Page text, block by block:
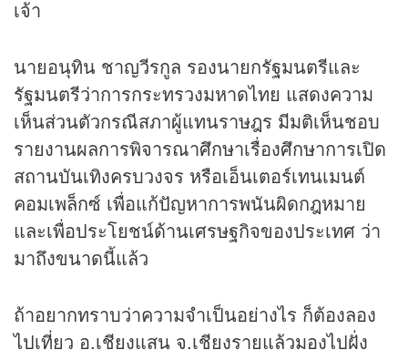
เจ้า
นายอนุทิน ชาญวีรกูล รองนายกรัฐมนตรีและ
รัฐมนตรีว่าการกระทรวงมหาดไทย แสดงความ
เห็นส่วนตัวกรณีสภาผู้แทนราษฎร มีมติเห็นชอบ
รายงานผลการพิจารณาศึกษาเรื่องศึกษาการเปิด
สถานบันเทิงครบวงจร หรือเอ็นเตอร์เทนเมนต์
คอมเพล็กซ์ เพื่อแก้ปัญหาการพนันผิดกฎหมาย
และเพื่อประโยชน์ด้านเศรษฐกิจของประเทศ ว่า
มาถึงขนาดนี้แล้ว
ถ้าอยากทราบว่าความจำเป็นอย่างไร ก็ต้องลอง
ไปเที่ยว อ.เชียงแสน จ.เชียงรายแล้วมองไปฝั่ง